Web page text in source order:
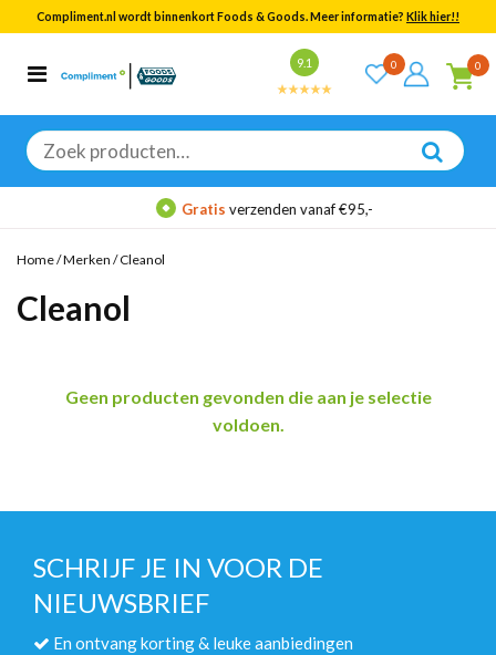
Compliment.nl wordt binnenkort Foods & Goods. Meer informatie? Klik hier!!
9.1 0 0
Zoeken
naar:
Categorieën
Bekijk alle resultaten
Gratisverzenden vanaf €95,-
Home/Merken /Cleanol
Cleanol
Geen producten gevonden die aan je selectie
voldoen.
SCHRIJF JE IN VOOR DE
NIEUWSBRIEF
En ontvang korting & leuke aanbiedingen